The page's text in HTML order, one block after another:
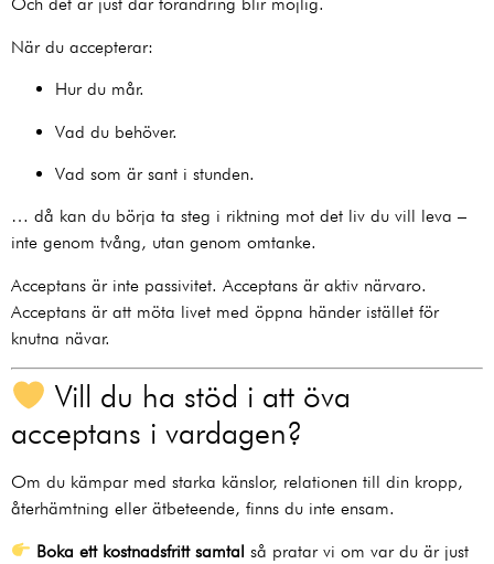
Och det är just där förändring blir möjlig.
När du accepterar:
Hur du mår.
Vad du behöver.
Vad som är sant i stunden.
… då kan du börja ta steg i riktning mot det liv du vill leva –
inte genom tvång, utan genom omtanke.
Acceptans är inte passivitet. Acceptans är aktiv närvaro.
Acceptans är att möta livet med öppna händer istället för
knutna nävar.
Vill du ha stöd i att öva
acceptans i vardagen?
Om du kämpar med starka känslor, relationen till din kropp,
återhämtning eller ätbeteende, finns du inte ensam.
Boka ett kostnadsfritt samtal så pratar vi om var du är just